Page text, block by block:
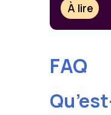
À lire
FAQ